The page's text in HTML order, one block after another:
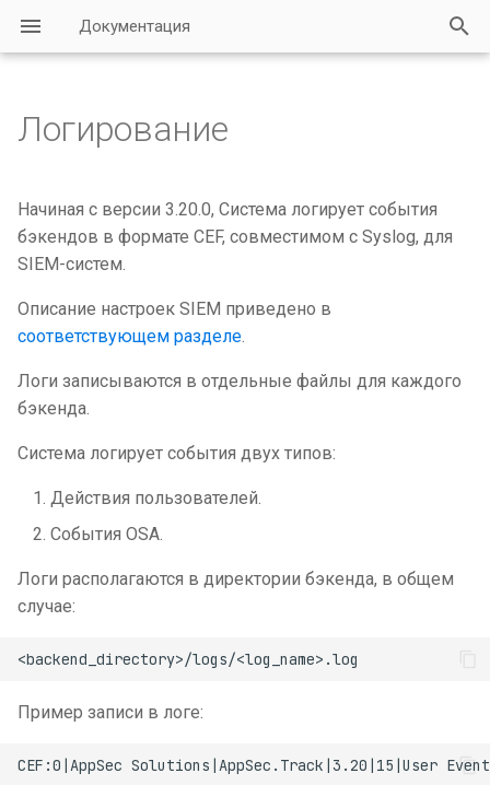
Документация
и
а
л
и
з
п
и
с
Логирование
Начиная с версии 3.20.0, Система логирует события
бэкендов в формате CEF, совместимом с Syslog, для
SIEM-систем.
Описание настроек SIEM приведено в
соответствующем разделе.
Логи записываются в отдельные файлы для каждого
бэкенда.
Система логирует события двух типов:
Действия пользователей.
События OSA.
Логи располагаются в директории бэкенда, в общем
случае:
Пример записи в логе: